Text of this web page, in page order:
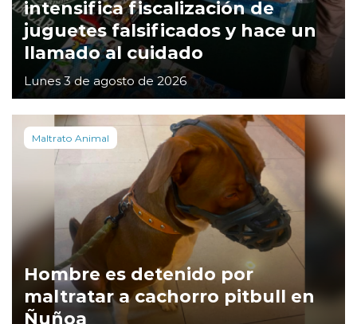
intensifica fiscalización de
juguetes falsificados y hace un
llamado al cuidado
Lunes 3 de agosto de 2026
Maltrato Animal
Hombre es detenido por
maltratar a cachorro pitbull en
Ñuñoa